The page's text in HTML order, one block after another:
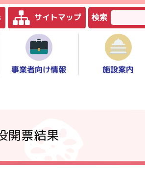
サイトマップ 検索
事業者向け情報 施設案内
票結果